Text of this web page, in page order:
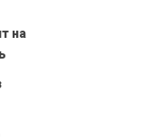
на